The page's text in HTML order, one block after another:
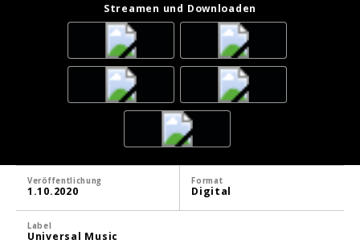
Streamen und Downloaden
Veröffentlichung
1.10.2020
Format
Digital
Label
Universal Music